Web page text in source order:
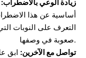
زيادة الوعي بالاضطراب:
أساسية عن هذا
التعرف على النوبات
صعوبة في وصفها.
تواصل مع الآخرين: ابق